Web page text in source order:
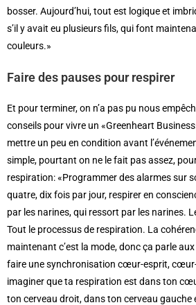
bosser. Aujourd’hui, tout est logique et
s’il y avait eu plusieurs fils, qui font
couleurs.»
Faire des pauses pour respirer
Et pour terminer, on n’a pas pu nous
conseils pour vivre un «Greenheart
mettre un peu en condition avant
simple, pourtant on ne le fait pas assez,
respiration: «Programmer des alarmes sur
quatre, dix fois par jour, respirer en
par les narines, qui ressort par les narines.
Tout le processus de respiration. La
maintenant c’est la mode, donc ça parle
faire une synchronisation cœur-esprit, cœur-
imaginer que ta respiration est dans ton
ton cerveau droit, dans ton cerveau gauche